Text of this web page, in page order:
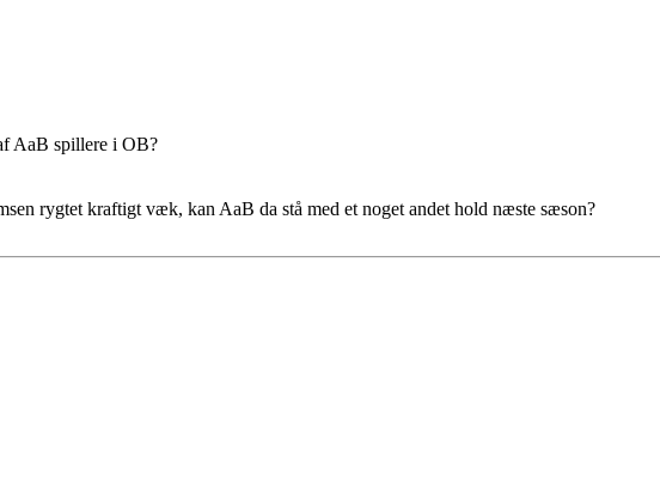
AaB spillere i OB?
rygtet kraftigt væk, kan AaB da stå med et noget andet hold næste sæson?